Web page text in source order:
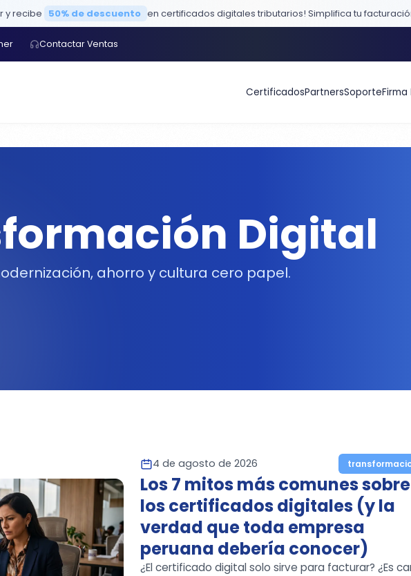
y recibe 50% de descuento en certificados digitales tributarios!Simplifica tu
Contactar Ventas
CertificadosPartnersSoporte
Digital
ahorro y cultura cero papel.
4 de agosto de 2026
Los 7 mitos más comunes sobre
los certificados digitales (y la
verdad que toda empresa
peruana debería conocer)
¿El certificado digital solo sirve para facturar? ¿Es